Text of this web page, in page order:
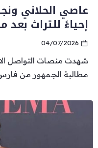
عاصي الحلاني
إحياءً للتراث
04/07/2026
شهدت منصات التواصل
مطالبة الجمهور من فارس